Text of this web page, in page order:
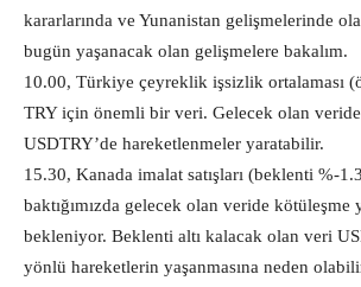
kararlarında ve Yunanistan gelişmelerinde
bugün yaşanacak olan gelişmelere bakalım.
10.00, Türkiye çeyreklik işsizlik ortalaması
TRY için önemli bir veri. Gelecek olan veride
USDTRY’de hareketlenmeler yaratabilir.
15.30, Kanada imalat satışları (beklenti %-
baktığımızda gelecek olan veride kötüleşme
bekleniyor. Beklenti altı kalacak olan veri
yönlü hareketlerin yaşanmasına neden